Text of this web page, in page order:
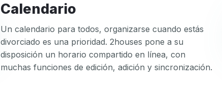
Calendario
Un calendario para todos, organizarse cuando estás
divorciado es una prioridad. 2houses pone a su
disposición un horario compartido en línea, con
muchas funciones de edición, adición y sincronización.